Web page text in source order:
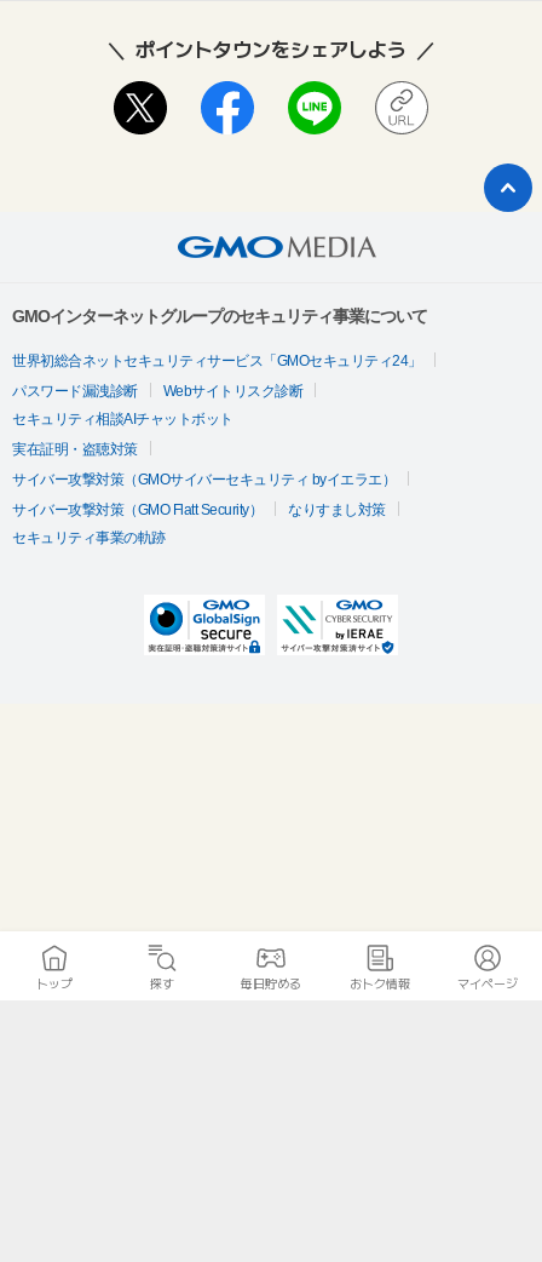
ポイントタウンをシェアしよう
GMOインターネットグループのセキュリティ事業について
世界初総合ネットセキュリティサービス「GMOセキュリティ24」
パスワード漏洩診断
Webサイトリスク診断
セキュリティ相談AIチャットボット
実在証明・盗聴対策
サイバー攻撃対策（GMOサイバーセキュリティ byイエラエ）
サイバー攻撃対策（GMO Flatt Security）
なりすまし対策
セキュリティ事業の軌跡
トップ 探す 毎日貯める おトク情報 マイページ